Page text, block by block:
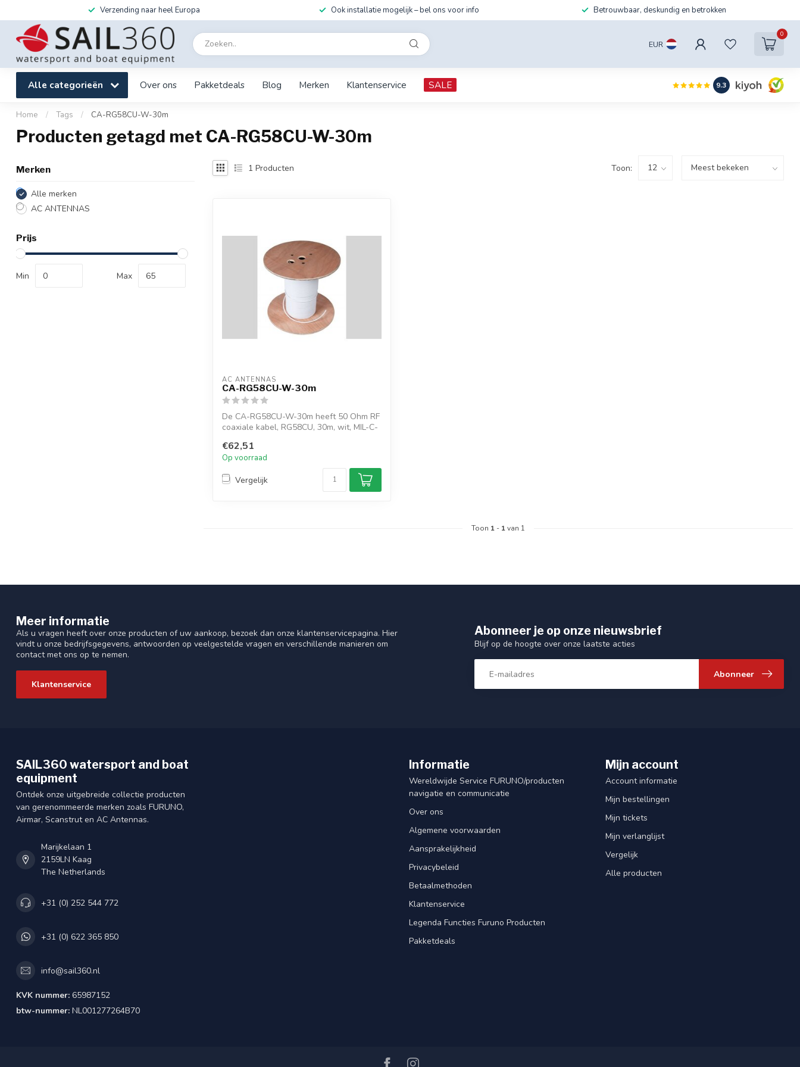
Verzending naar heel Europa Ook installatie mogelijk – bel ons voor info Betrouwbaar, deskundig en betrokken
EUR
0
Alle categorieën Over ons Pakketdeals Blog Merken Klantenservice SALE 9.3
Home / Tags / CA-RG58CU-W-30m
Producten getagd met CA-RG58CU-W-30m
Merken
Alle merken
AC ANTENNAS
Prijs
Min Max
1 Producten Toon:
AC ANTENNAS
CA-RG58CU-W-30m
De CA-RG58CU-W-30m heeft 50 Ohm RF
coaxiale kabel, RG58CU, 30m, wit, MIL-C-
€62,51
Op voorraad
Vergelijk
Toon 1 - 1van 1
Meer informatie
Als u vragen heeft over onze producten of uw aankoop, bezoek dan onze klantenservicepagina. Hier
vindt u onze bedrijfsgegevens, antwoorden op veelgestelde vragen en verschillende manieren om
contact met ons op te nemen.
Klantenservice
Abonneer je op onze nieuwsbrief
Blijf op de hoogte over onze laatste acties
Abonneer
SAIL360 watersport and boat
equipment
Ontdek onze uitgebreide collectie producten
van gerenommeerde merken zoals FURUNO,
Airmar, Scanstrut en AC Antennas.
Marijkelaan 1
2159LN Kaag
The Netherlands
+31 (0) 252 544 772
+31 (0) 622 365 850
info@sail360.nl
KVK nummer: 65987152
btw-nummer: NL001277264B70
Informatie
Wereldwijde Service FURUNO/producten
navigatie en communicatie
Over ons
Algemene voorwaarden
Aansprakelijkheid
Privacybeleid
Betaalmethoden
Klantenservice
Legenda Functies Furuno Producten
Pakketdeals
Mijn account
Account informatie
Mijn bestellingen
Mijn tickets
Mijn verlanglijst
Vergelijk
Alle producten